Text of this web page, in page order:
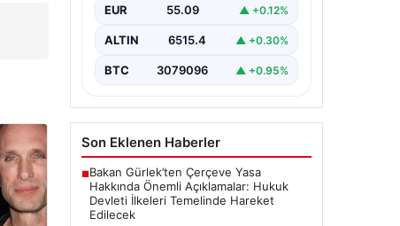
EUR 55.09 ▲ +0.12%
ALTIN 6515.4 ▲ +0.30%
BTC 3079096 ▲ +0.95%
Son Eklenen Haberler
■Bakan Gürlek’ten Çerçeve Yasa
Hakkında Önemli Açıklamalar: Hukuk
Devleti İlkeleri Temelinde Hareket
Edilecek